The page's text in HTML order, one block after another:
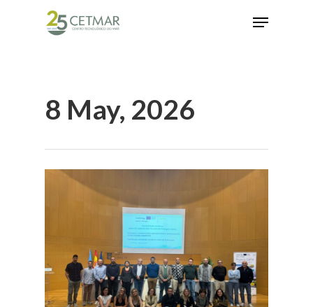
8 May, 2026